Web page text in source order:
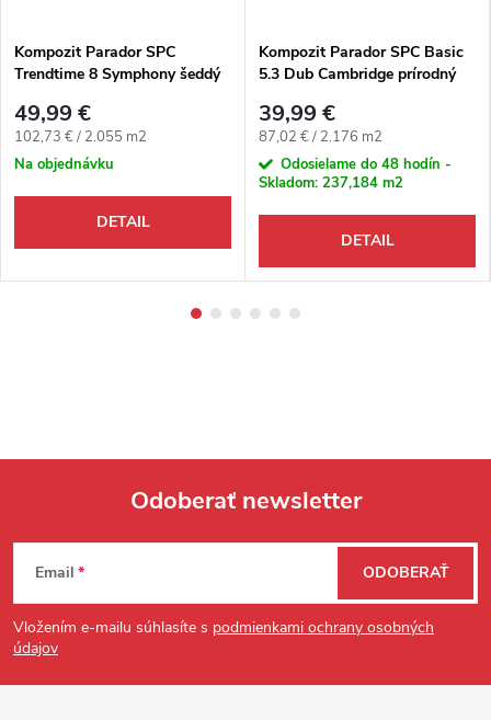
Kompozit Parador SPC
Trendtime 8 Symphony šeddý
49,99 €
Jednotková cena:
102,73 € / 2.055 m2
Na objednávku
DETAIL
Kompozit Parador SPC Basic
5.3 Dub Cambridge prírodný
39,99 €
Jednotková cena:
87,02 € / 2.176 m2
Odosielame do 48 hodín -
Skladom: 237,184 m2
DETAIL
Zápätie
Odoberať newsletter
Email
Vložením e-mailu súhlasíte s podmienkami ochrany osobných
údajov
ODOBERAŤ